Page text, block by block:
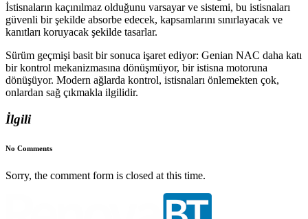
İstisnaların kaçınılmaz olduğunu varsayar ve sistemi, bu istisnaları
güvenli bir şekilde absorbe edecek, kapsamlarını sınırlayacak ve
kanıtları koruyacak şekilde tasarlar.
Sürüm geçmişi basit bir sonuca işaret ediyor: Genian NAC daha katı
bir kontrol mekanizmasına dönüşmüyor, bir istisna motoruna
dönüşüyor. Modern ağlarda kontrol, istisnaları önlemekten çok,
onlardan sağ çıkmakla ilgilidir.
İlgili
No Comments
Sorry, the comment form is closed at this time.